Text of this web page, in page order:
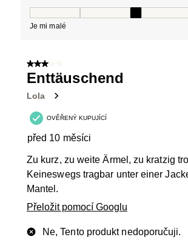
Je mi malé
3 z 5 hvězdiček.
Enttäuschend
Lola
OVĚŘENÝ KUPUJÍCÍ
před 10 měsíci
Zu kurz, zu weite Ärmel, zu kratzig
Keineswegs tragbar unter einer
Mantel.
Přeložit pomocí Googlu
Ne, Tento produkt nedoporučuji.